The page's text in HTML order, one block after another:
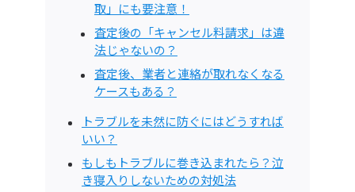
取」にも要注意！
査定後の「キャンセル料請求」は違
法じゃないの？
査定後、業者と連絡が取れなくなる
ケースもある？
トラブルを未然に防ぐにはどうすれば
いい？
もしもトラブルに巻き込まれたら？泣
き寝入りしないための対処法